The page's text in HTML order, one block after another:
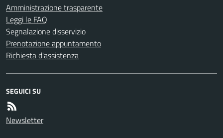
Amministrazione trasparente
Leggi le FAQ
Segnalazione disservizio
Prenotazione appuntamento
Richiesta d'assistenza
SEGUICI SU
Newsletter